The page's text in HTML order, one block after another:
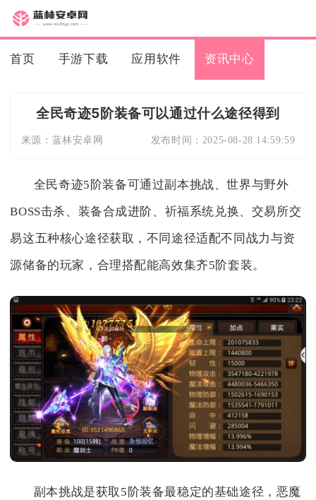
首页 手游下载 应用软件 资讯中心
全民奇迹5阶装备可以通过什么途径得到
来源： 蓝林安卓网 发布时间： 2025-08-28 14:59:59
全民奇迹5阶装备可通过副本挑战、世界与野外
BOSS击杀、装备合成进阶、祈福系统兑换、交易所交
易这五种核心途径获取，不同途径适配不同战力与资
源储备的玩家，合理搭配能高效集齐5阶套装。
副本挑战是获取5阶装备最稳定的基础途径，恶魔